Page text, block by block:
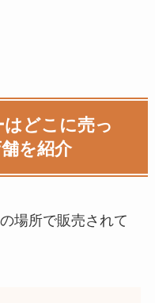
はどこに売っ
を紹介
場所で販売されて